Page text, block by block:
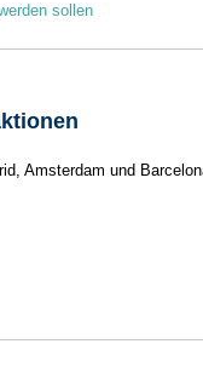
sollen
Amsterdam und